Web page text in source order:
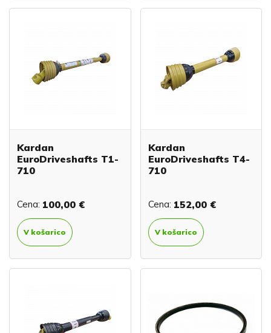
Kardan
EuroDriveshafts T1-
710
Cena: 100,00 €
V košarico
Kardan
EuroDriveshafts T4-
710
Cena: 152,00 €
V košarico